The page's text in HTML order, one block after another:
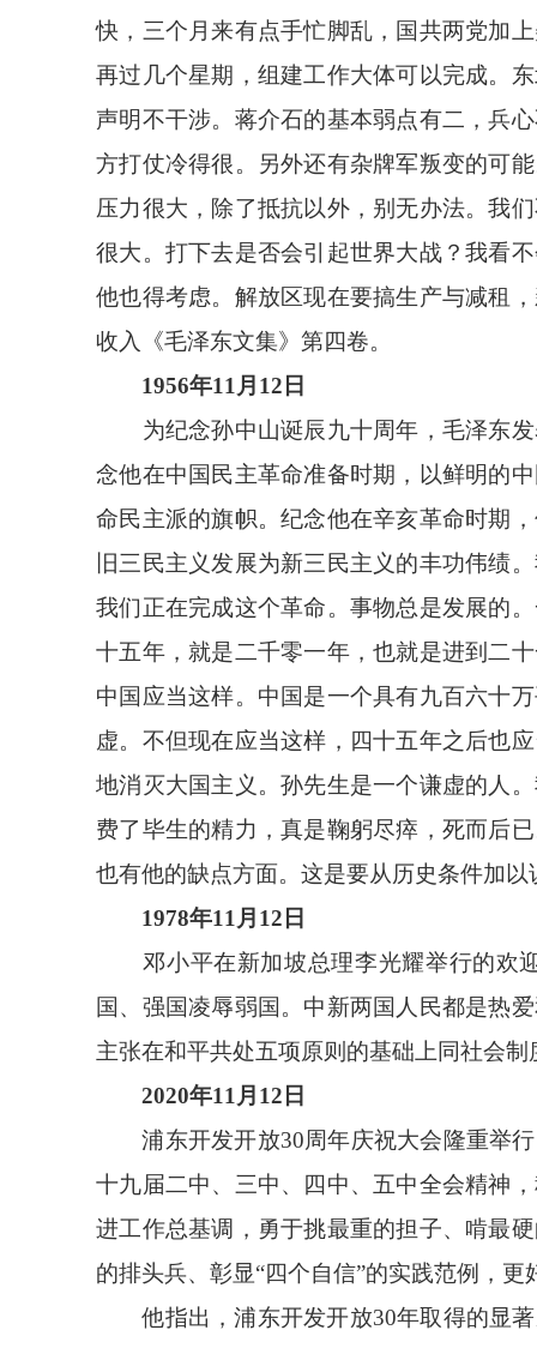
快，三个月来有点手忙脚乱，国共两党加
再过几个星期，组建工作大体可以完成。
声明不干涉。蒋介石的基本弱点有二，兵
方打仗冷得很。另外还有杂牌军叛变的可
压力很大，除了抵抗以外，别无办法。我
很大。打下去是否会引起世界大战？我看
他也得考虑。解放区现在要搞生产与减租
收入《毛泽东文集》第四卷。
1956年11月12日
为纪念孙中山诞辰九十周年，毛泽东发
念他在中国民主革命准备时期，以鲜明的
命民主派的旗帜。纪念他在辛亥革命时期
旧三民主义发展为新三民主义的丰功伟绩
我们正在完成这个革命。事物总是发展的
十五年，就是二千零一年，也就是进到二
中国应当这样。中国是一个具有九百六十
虚。不但现在应当这样，四十五年之后也
地消灭大国主义。孙先生是一个谦虚的人
费了毕生的精力，真是鞠躬尽瘁，死而后
也有他的缺点方面。这是要从历史条件加
1978年11月12日
邓小平在新加坡总理李光耀举行的欢迎
国、强国凌辱弱国。中新两国人民都是热
主张在和平共处五项原则的基础上同社会
2020年11月12日
浦东开发开放30周年庆祝大会隆重举行
十九届二中、三中、四中、五中全会精神
进工作总基调，勇于挑最重的担子、啃最
的排头兵、彰显“四个自信”的实践范例，
他指出，浦东开发开放30年取得的显著